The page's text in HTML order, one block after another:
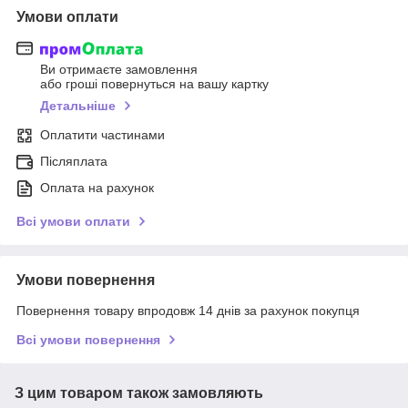
Умови оплати
Ви отримаєте замовлення
або гроші повернуться на вашу картку
Детальніше
Оплатити частинами
Післяплата
Оплата на рахунок
Всі умови оплати
Умови повернення
Повернення товару впродовж 14 днів за рахунок покупця
Всі умови повернення
З цим товаром також замовляють